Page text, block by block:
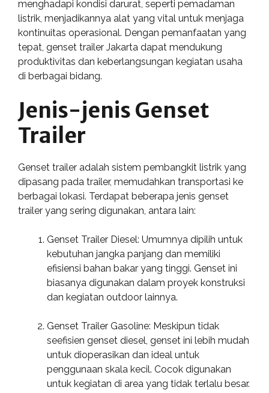
menghadapi kondisi darurat, seperti pemadaman
listrik, menjadikannya alat yang vital untuk menjaga
kontinuitas operasional. Dengan pemanfaatan yang
tepat, genset trailer Jakarta dapat mendukung
produktivitas dan keberlangsungan kegiatan usaha
di berbagai bidang.
Jenis-jenis Genset
Trailer
Genset trailer adalah sistem pembangkit listrik yang
dipasang pada trailer, memudahkan transportasi ke
berbagai lokasi. Terdapat beberapa jenis genset
trailer yang sering digunakan, antara lain:
Genset Trailer Diesel: Umumnya dipilih untuk
kebutuhan jangka panjang dan memiliki
efisiensi bahan bakar yang tinggi. Genset ini
biasanya digunakan dalam proyek konstruksi
dan kegiatan outdoor lainnya.
Genset Trailer Gasoline: Meskipun tidak
seefisien genset diesel, genset ini lebih mudah
untuk dioperasikan dan ideal untuk
penggunaan skala kecil. Cocok digunakan
untuk kegiatan di area yang tidak terlalu besar.